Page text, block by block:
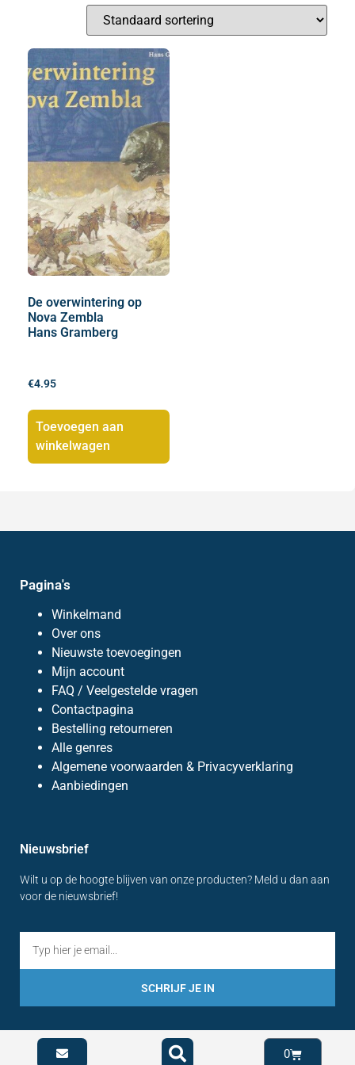
De overwintering op
Nova Zembla
Hans Gramberg
€4.95
Toevoegen aan
winkelwagen
Pagina's
Winkelmand
Over ons
Nieuwste toevoegingen
Mijn account
FAQ / Veelgestelde vragen
Contactpagina
Bestelling retourneren
Alle genres
Algemene voorwaarden & Privacyverklaring
Aanbiedingen
Nieuwsbrief
Wilt u op de hoogte blijven van onze producten? Meld u dan aan
voor de nieuwsbrief!
SCHRIJF JE IN
0